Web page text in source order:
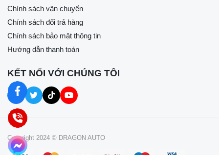
Chính sách vận chuyển
Chính sách đổi trả hàng
Chính sách bảo mật thông tin
Hướng dẫn thanh toán
KẾT NỐI VỚI CHÚNG TÔI
Copyright 2024 © DRAGON AUTO